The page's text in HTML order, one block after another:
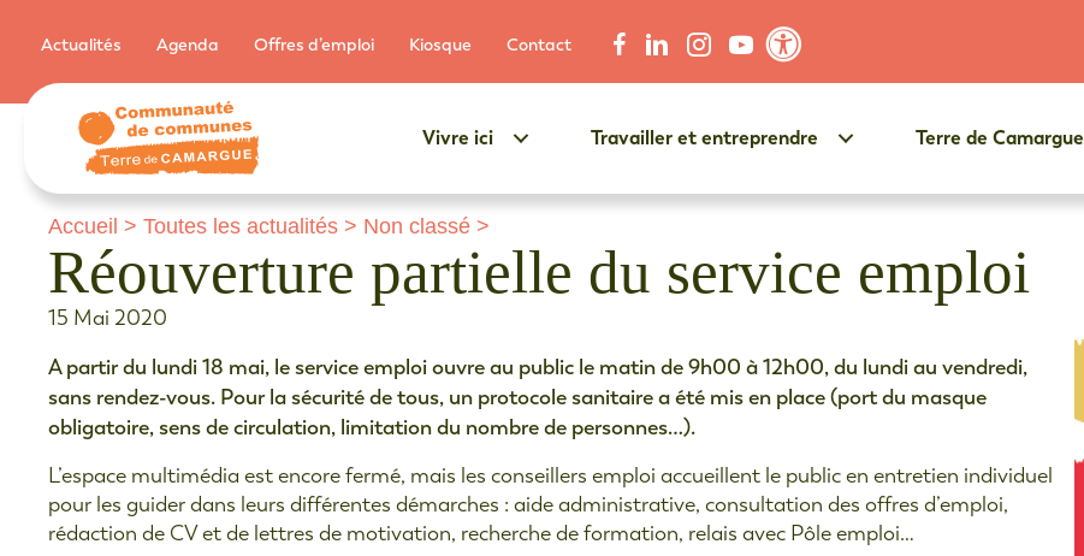
Actualités Agenda Offres d’emploi Kiosque Contact
Vivre ici Travailler et entreprendre Terre de Camargue
Accueil > Toutes les actualités > Non classé >
Réouverture partielle du service emploi
15 Mai 2020
A partir du lundi 18 mai, le service emploi ouvre au public le matin de 9h00 à 12h00, du lundi au vendredi,
sans rendez-vous. Pour la sécurité de tous, un protocole sanitaire a été mis en place (port du masque
obligatoire, sens de circulation, limitation du nombre de personnes…).
L’espace multimédia est encore fermé, mais les conseillers emploi accueillent le public en entretien individuel
pour les guider dans leurs différentes démarches : aide administrative, consultation des offres d’emploi,
rédaction de CV et de lettres de motivation, recherche de formation, relais avec Pôle emploi…